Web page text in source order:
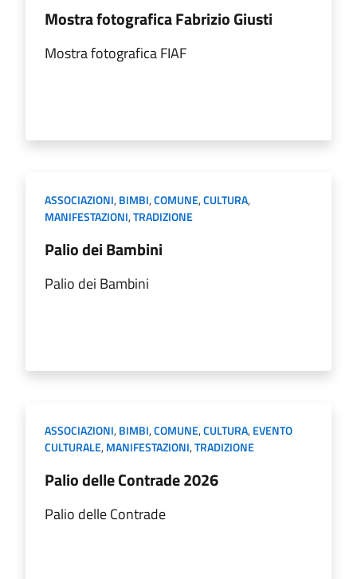
Mostra fotografica Fabrizio Giusti
Mostra fotografica FIAF
ASSOCIAZIONI,BIMBI,COMUNE,CULTURA,
MANIFESTAZIONI,TRADIZIONE
Palio dei Bambini
Palio dei Bambini
ASSOCIAZIONI,BIMBI,COMUNE,CULTURA,EVENTO
CULTURALE,MANIFESTAZIONI,TRADIZIONE
Palio delle Contrade 2026
Palio delle Contrade